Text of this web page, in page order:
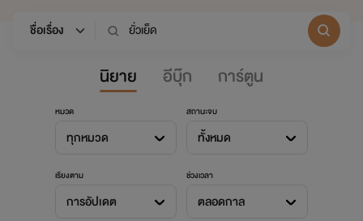
นิยาย อีบุ๊ก การ์ตูน
หมวด
ทุกหมวด
สถานะจบ
ทั้งหมด
เรียงตาม
การอัปเดต
ช่วงเวลา
ตลอดกาล